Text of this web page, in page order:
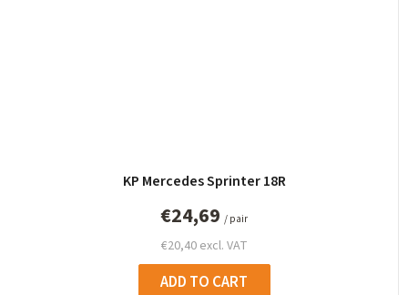
KP Mercedes Sprinter 18R
€20,40 excl. VAT
€24,69 / pair
ADD TO CART